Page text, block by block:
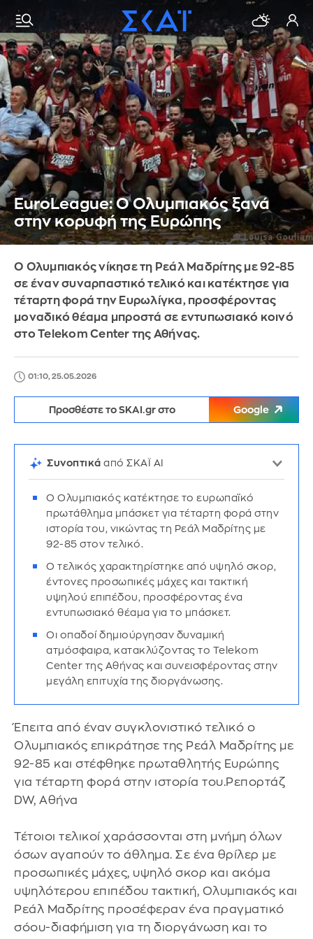
EuroLeague: Ο Ολυμπιακός ξανά
στην κορυφή της Ευρώπης
Ο Ολυμπιακός νίκησε τη Ρεάλ Μαδρίτης με 92-85
σε έναν συναρπαστικό τελικό και κατέκτησε για
τέταρτη φορά την Ευρωλίγκα, προσφέροντας
μοναδικό θέαμα μπροστά σε εντυπωσιακό κοινό
στο Telekom Center της Αθήνας.
01:10, 25.05.2026
Προσθέστε το SKAI.gr στο Google
Συνοπτικά από ΣΚΑΪ AI
Ο Ολυμπιακός κατέκτησε το ευρωπαϊκό
πρωτάθλημα μπάσκετ για τέταρτη φορά στην
ιστορία του, νικώντας τη Ρεάλ Μαδρίτης με
92-85 στον τελικό.
Ο τελικός χαρακτηρίστηκε από υψηλό σκορ,
έντονες προσωπικές μάχες και τακτική
υψηλού επιπέδου, προσφέροντας ένα
εντυπωσιακό θέαμα για το μπάσκετ.
Οι οπαδοί δημιούργησαν δυναμική
ατμόσφαιρα, κατακλύζοντας το Telekom
Center της Αθήνας και συνεισφέροντας στην
μεγάλη επιτυχία της διοργάνωσης.
Έπειτα από έναν συγκλονιστικό τελικό ο
Ολυμπιακός επικράτησε της Ρεάλ Μαδρίτης με
92-85 και στέφθηκε πρωταθλητής Ευρώπης
για τέταρτη φορά στην ιστορία του.Ρεπορτάζ
DW, Αθήνα
Τέτοιοι τελικοί χαράσσονται στη μνήμη όλων
όσων αγαπούν το άθλημα. Σε ένα θρίλερ με
προσωπικές μάχες, υψηλό σκορ και ακόμα
υψηλότερου επιπέδου τακτική, Ολυμπιακός και
Ρεάλ Μαδρίτης προσέφεραν ένα πραγματικό
σόου-διαφήμιση για τη διοργάνωση και το